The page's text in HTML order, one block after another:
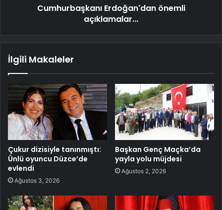
Cumhurbaşkanı Erdoğan'dan önemli
açıklamalar...
İlgili Makaleler
Çukur dizisiyle tanınmıştı:
Ünlü oyuncu Düzce’de
evlendi
Ağustos 3, 2026
Başkan Genç Maçka’da
yayla yolu müjdesi
Ağustos 2, 2026